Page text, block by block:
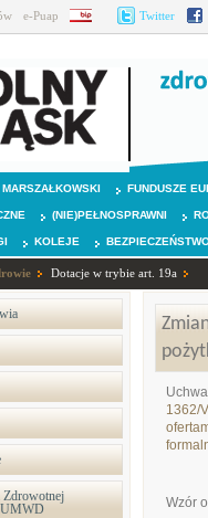
e-Puap BIP Twitter
MARSZAŁKOWSKI FUNDUSZE
(NIE)PEŁNOSPRAWNI
KOLEJE
Dotacje w trybie art. 19a
UMWD
1362/
Wzór